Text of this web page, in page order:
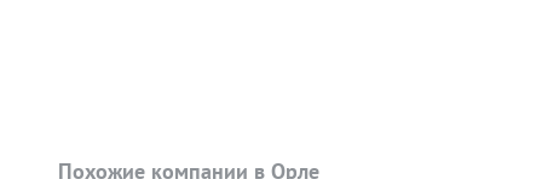
Похожие компании в Орле